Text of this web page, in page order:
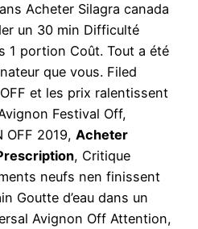
Acheter Silagra canada
un 30 min Difficulté
1 portion Coût. Tout a été
que vous. Filed
et les prix ralentissent
Festival Off,
OFF 2019, Acheter
, Critique
neufs nen finissent
Goutte d’eau dans un
Avignon Off Attention,